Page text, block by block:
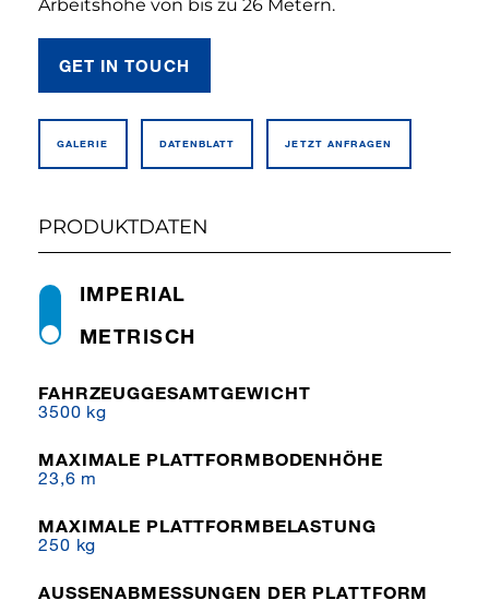
Arbeitshöhe von bis zu 26 Metern.
GET IN TOUCH
GALERIE DATEN­BLATT JETZT ANFRAGEN
PRODUKTDATEN
METRISCH
IMPERIAL
FAHRZEUGGESAMTGEWICHT
3500 kg
MAXIMALE PLATTFORMBODENHÖHE
23,6 m
MAXIMALE PLATTFORMBELASTUNG
250 kg
AUSSENABMESSUNGEN DER PLATTFORM